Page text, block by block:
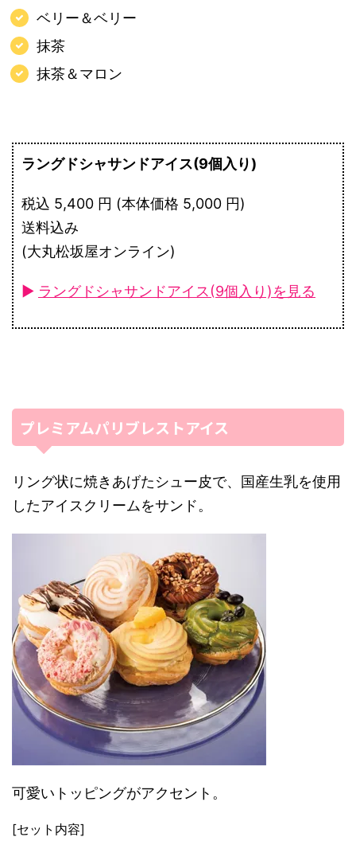
ベリー＆ベリー
抹茶
抹茶＆マロン
ラングドシャサンドアイス(9個入り)
税込 5,400 円 (本体価格 5,000 円)
送料込み
(大丸松坂屋オンライン)
► ラングドシャサンドアイス(9個入り)を見る
プレミアムパリブレストアイス
リング状に焼きあげたシュー皮で、国産生乳を使用
したアイスクリームをサンド。
可愛いトッピングがアクセント。
[セット内容]